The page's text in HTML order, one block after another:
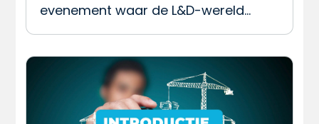
evenement waar de L&D-wereld…